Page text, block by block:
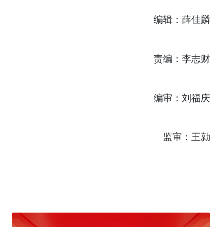
编辑：薛佳麟
责编：李志财
编审：刘福庆
监审：王勍